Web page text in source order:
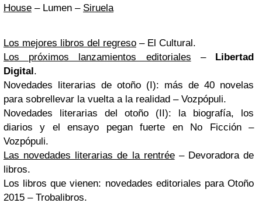
House – Lumen – Siruela
Los mejores libros del regreso – El Cultural.
Los próximos lanzamientos editoriales – Libertad
Digital.
Novedades literarias de otoño (I): más de 40 novelas
para sobrellevar la vuelta a la realidad – Vozpópuli.
Novedades literarias del otoño (II): la biografía, los
diarios y el ensayo pegan fuerte en No Ficción –
Vozpópuli.
Las novedades literarias de la rentrée– Devoradora de
libros.
Los libros que vienen: novedades editoriales para Otoño
2015 – Trobalibros.